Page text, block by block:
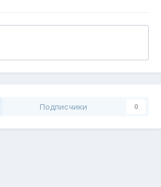
Подписчики 0